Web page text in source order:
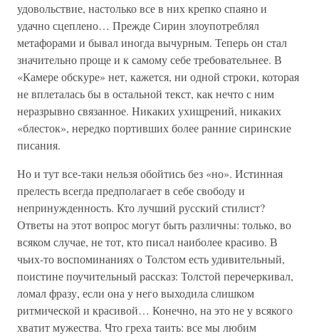
удовольствие, настолько все в них крепко спаяно и
удачно сцеплено… Прежде Сирин злоупотреблял
метафорами и бывал иногда вычурным. Теперь он стал
значительно проще и к самому себе требовательнее. В
«Камере обскуре» нет, кажется, ни одной строки, которая
не вплеталась бы в остальной текст, как нечто с ним
неразрывно связанное. Никаких ухищрений, никаких
«блесток», нередко портивших более ранние сиринские
писания.
Но и тут все-таки нельзя обойтись без «но». Истинная
прелесть всегда предполагает в себе свободу и
непринужденность. Кто лучший русский стилист?
Ответы на этот вопрос могут быть различны: только, во
всяком случае, не тот, кто писал наиболее красиво. В
чьих-то воспоминаниях о Толстом есть удивительный,
поистине поучительный рассказ: Толстой перечеркивал,
ломал фразу, если она у него выходила слишком
ритмической и красивой… Конечно, на это не у всякого
хватит мужества. Что греха таить: все мы любим